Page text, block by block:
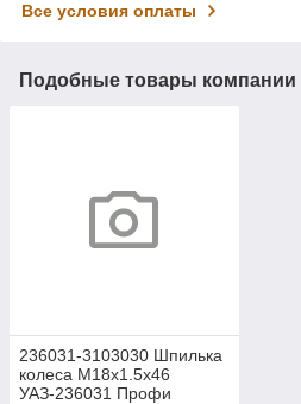
Все условия оплаты
Подобные товары компании
236031-3103030 Шпилька
колеса М18х1.5х46
УАЗ-236031 Профи